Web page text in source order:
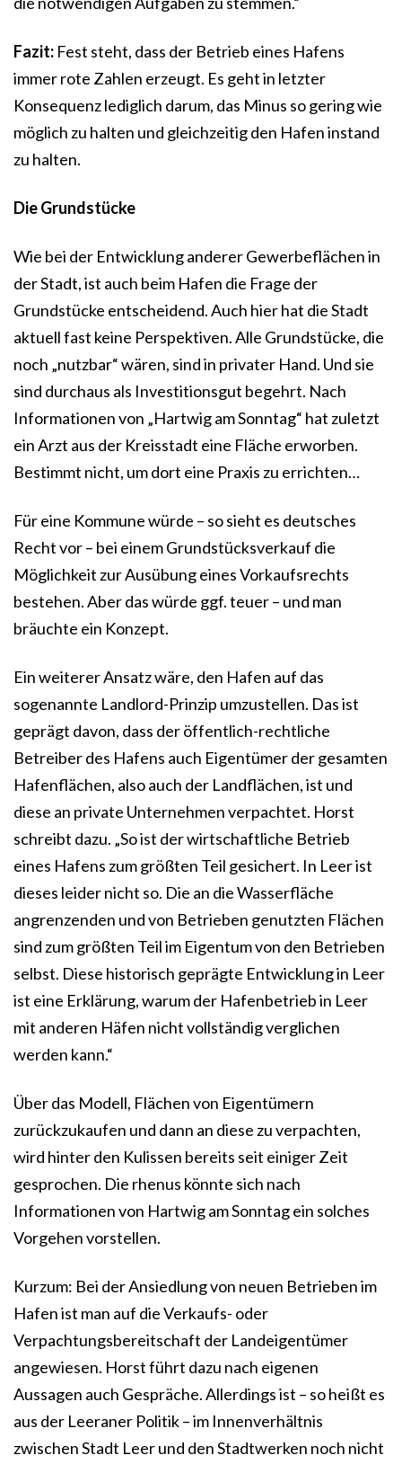
Fazit: Fest steht, dass der Betrieb eines Hafens
immer rote Zahlen erzeugt. Es geht in letzter
Konsequenz lediglich darum, das Minus so gering wie
möglich zu halten und gleichzeitig den Hafen instand
zu halten.
Die Grundstücke
Wie bei der Entwicklung anderer Gewerbeflächen in
der Stadt, ist auch beim Hafen die Frage der
Grundstücke entscheidend. Auch hier hat die Stadt
aktuell fast keine Perspektiven. Alle Grundstücke, die
noch „nutzbar“ wären, sind in privater Hand. Und sie
sind durchaus als Investitionsgut begehrt. Nach
Informationen von „Hartwig am Sonntag“ hat zuletzt
ein Arzt aus der Kreisstadt eine Fläche erworben.
Bestimmt nicht, um dort eine Praxis zu errichten…
Für eine Kommune würde – so sieht es deutsches
Recht vor – bei einem Grundstücksverkauf die
Möglichkeit zur Ausübung eines Vorkaufsrechts
bestehen. Aber das würde ggf. teuer – und man
bräuchte ein Konzept.
Ein weiterer Ansatz wäre, den Hafen auf das
sogenannte Landlord-Prinzip umzustellen. Das ist
geprägt davon, dass der öffentlich-rechtliche
Betreiber des Hafens auch Eigentümer der gesamten
Hafenflächen, also auch der Landflächen, ist und
diese an private Unternehmen verpachtet. Horst
schreibt dazu. „So ist der wirtschaftliche Betrieb
eines Hafens zum größten Teil gesichert. In Leer ist
dieses leider nicht so. Die an die Wasserfläche
angrenzenden und von Betrieben genutzten Flächen
sind zum größten Teil im Eigentum von den Betrieben
selbst. Diese historisch geprägte Entwicklung in Leer
ist eine Erklärung, warum der Hafenbetrieb in Leer
mit anderen Häfen nicht vollständig verglichen
werden kann.“
Über das Modell, Flächen von Eigentümern
zurückzukaufen und dann an diese zu verpachten,
wird hinter den Kulissen bereits seit einiger Zeit
gesprochen. Die rhenus könnte sich nach
Informationen von Hartwig am Sonntag ein solches
Vorgehen vorstellen.
Kurzum: Bei der Ansiedlung von neuen Betrieben im
Hafen ist man auf die Verkaufs- oder
Verpachtungsbereitschaft der Landeigentümer
angewiesen. Horst führt dazu nach eigenen
Aussagen auch Gespräche. Allerdings ist – so heißt es
aus der Leeraner Politik – im Innenverhältnis
zwischen Stadt Leer und den Stadtwerken noch nicht